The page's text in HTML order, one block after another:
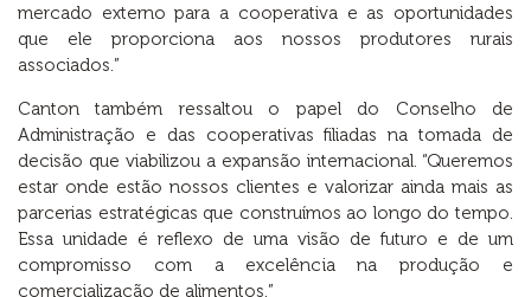
mercado externo para a cooperativa e as oportunidades
que ele proporciona aos nossos produtores rurais
associados.”
Canton também ressaltou o papel do Conselho de
Administração e das cooperativas filiadas na tomada de
decisão que viabilizou a expansão internacional. “Queremos
estar onde estão nossos clientes e valorizar ainda mais as
parcerias estratégicas que construímos ao longo do tempo.
Essa unidade é reflexo de uma visão de futuro e de um
compromisso com a excelência na produção e
comercialização de alimentos.”